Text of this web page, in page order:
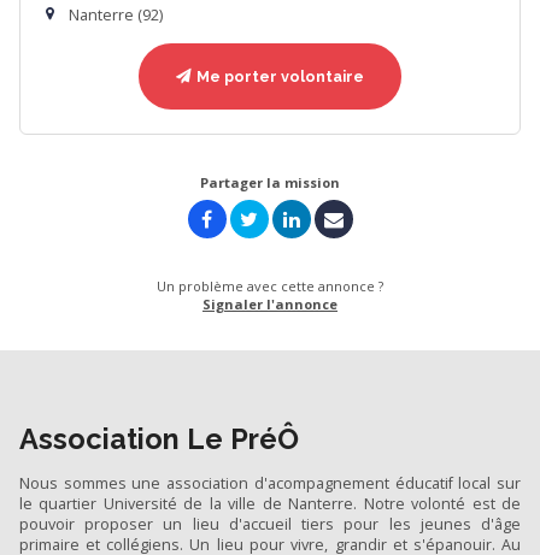
Nanterre (92)
Me porter volontaire
Partager la mission
Un problème avec cette annonce ?
Signaler l'annonce
Association Le PréÔ
Nous sommes une association d'acompagnement éducatif local sur
le quartier Université de la ville de Nanterre. Notre volonté est de
pouvoir proposer un lieu d'accueil tiers pour les jeunes d'âge
primaire et collégiens. Un lieu pour vivre, grandir et s'épanouir. Au